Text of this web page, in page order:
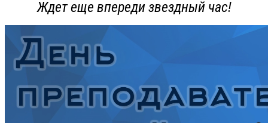
Ждет еще впереди звездный час!